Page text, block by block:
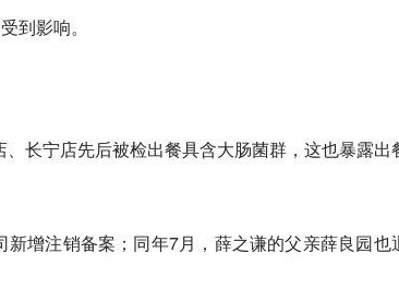
到影响。
长宁店先后被检出餐具含大肠菌群，这也暴露出
增注销备案；同年7月，薛之谦的父亲薛良园也